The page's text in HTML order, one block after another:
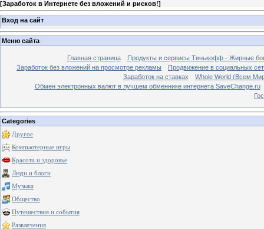
[Заработок в Интернете без вложений и рисков!]
Вход на сайт
Меню сайта
Главная страница
Продукты и сервисы Тинькофф - Жирные
Заработок без вложений на просмотре рекламы
Продвижение в социальных
Заработок на ставках
Whole World (Всем
Обмен электронных валют в лучшем обменнике интернета SaveChange.ru
Categories
Другое
Компьютерные игры
Красота и здоровье
Люди и блоги
Музыка
Общество
Путешествия и события
Развлечения